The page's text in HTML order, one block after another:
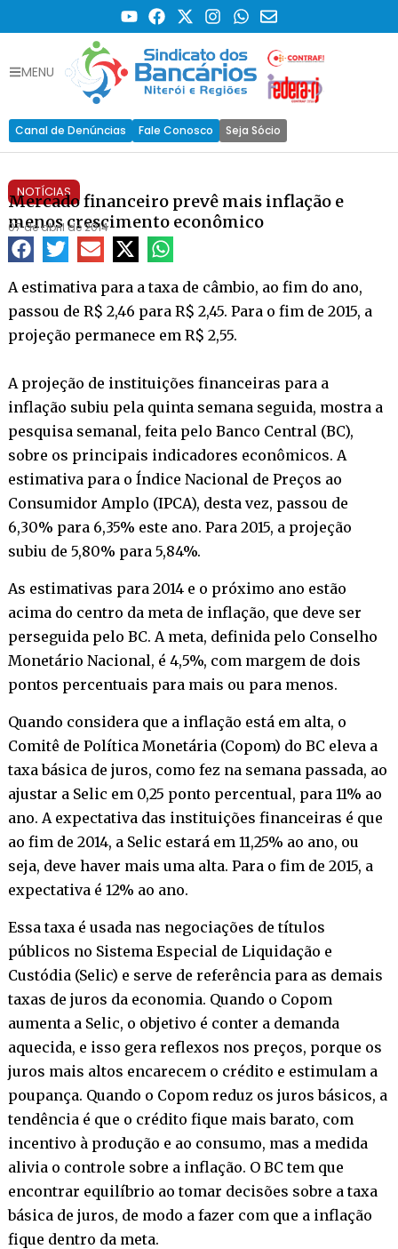
MENU
Canal de Denúncias Fale Conosco Seja Sócio
NOTÍCIAS
Mercado financeiro prevê mais inflação e
menos crescimento econômico
07 de abril de 2014
A estimativa para a taxa de câmbio, ao fim do ano,
passou de R$ 2,46 para R$ 2,45. Para o fim de 2015, a
projeção permanece em R$ 2,55.
A projeção de instituições financeiras para a
inflação subiu pela quinta semana seguida, mostra a
pesquisa semanal, feita pelo Banco Central (BC),
sobre os principais indicadores econômicos. A
estimativa para o Índice Nacional de Preços ao
Consumidor Amplo (IPCA), desta vez, passou de
6,30% para 6,35% este ano. Para 2015, a projeção
subiu de 5,80% para 5,84%.
As estimativas para 2014 e o próximo ano estão
acima do centro da meta de inflação, que deve ser
perseguida pelo BC. A meta, definida pelo Conselho
Monetário Nacional, é 4,5%, com margem de dois
pontos percentuais para mais ou para menos.
Quando considera que a inflação está em alta, o
Comitê de Política Monetária (Copom) do BC eleva a
taxa básica de juros, como fez na semana passada, ao
ajustar a Selic em 0,25 ponto percentual, para 11% ao
ano. A expectativa das instituições financeiras é que
ao fim de 2014, a Selic estará em 11,25% ao ano, ou
seja, deve haver mais uma alta. Para o fim de 2015, a
expectativa é 12% ao ano.
Essa taxa é usada nas negociações de títulos
públicos no Sistema Especial de Liquidação e
Custódia (Selic) e serve de referência para as demais
taxas de juros da economia. Quando o Copom
aumenta a Selic, o objetivo é conter a demanda
aquecida, e isso gera reflexos nos preços, porque os
juros mais altos encarecem o crédito e estimulam a
poupança. Quando o Copom reduz os juros básicos, a
tendência é que o crédito fique mais barato, com
incentivo à produção e ao consumo, mas a medida
alivia o controle sobre a inflação. O BC tem que
encontrar equilíbrio ao tomar decisões sobre a taxa
básica de juros, de modo a fazer com que a inflação
fique dentro da meta.